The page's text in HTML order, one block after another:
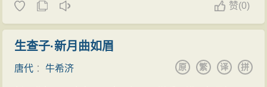
赞(0)
生查子·新月曲如眉
唐代 ：牛希济 拼
译
繁
原